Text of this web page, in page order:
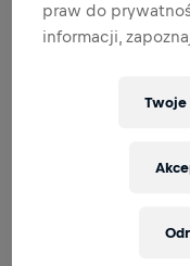
HISTORIA
WINGS FOR LIFE
praw do
informacji,
Twoje